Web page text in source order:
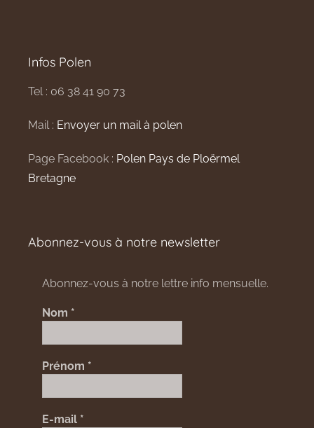
Infos Polen
Tel : 06 38 41 90 73
Mail : Envoyer un mail à polen
Page Facebook : Polen Pays de Ploërmel
Bretagne
Abonnez-vous à notre newsletter
Abonnez-vous à notre lettre info mensuelle.
Nom *
Prénom *
E-mail *